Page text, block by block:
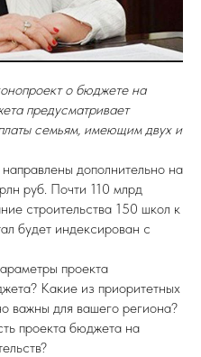
о бюджете на
предусматривает
семьям, имеющим двух и
дополнительно на
руб. Почти 110 млрд
строительства 150 школ к
будет индексирован с
проекта
Какие из приоритетных
важны для вашего региона?
проекта бюджета на